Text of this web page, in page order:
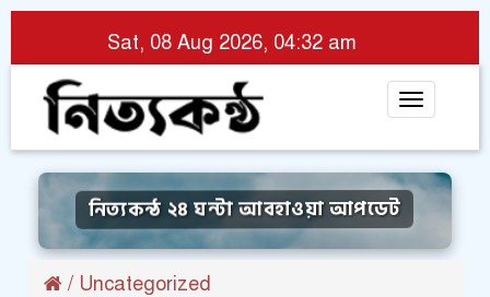
Sat, 08 Aug 2026, 04:32 am
Toggle
নিত্যকন্ঠ ২৪ ঘন্টা আবহাওয়া আপডেট
/ Uncategorized